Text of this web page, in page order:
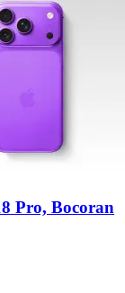
Pro, Bocoran